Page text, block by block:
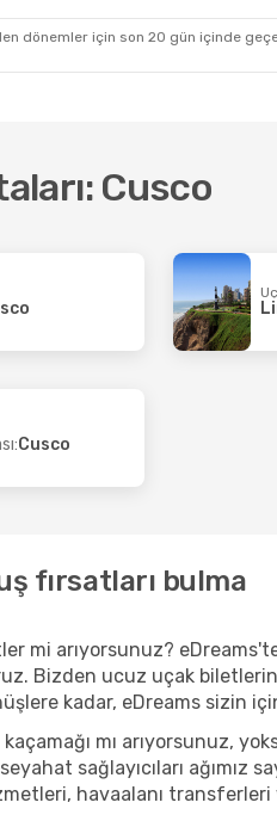
Cusco - Tokyo
dönemler için son 20 gün içinde
Cusco
Cusco
fırsatları bulma
mi arıyorsunuz?
Bizden ucuz uçak
kadar, eDreams sizin
mı arıyorsunuz,
sağlayıcıları
havaalanı transferleri